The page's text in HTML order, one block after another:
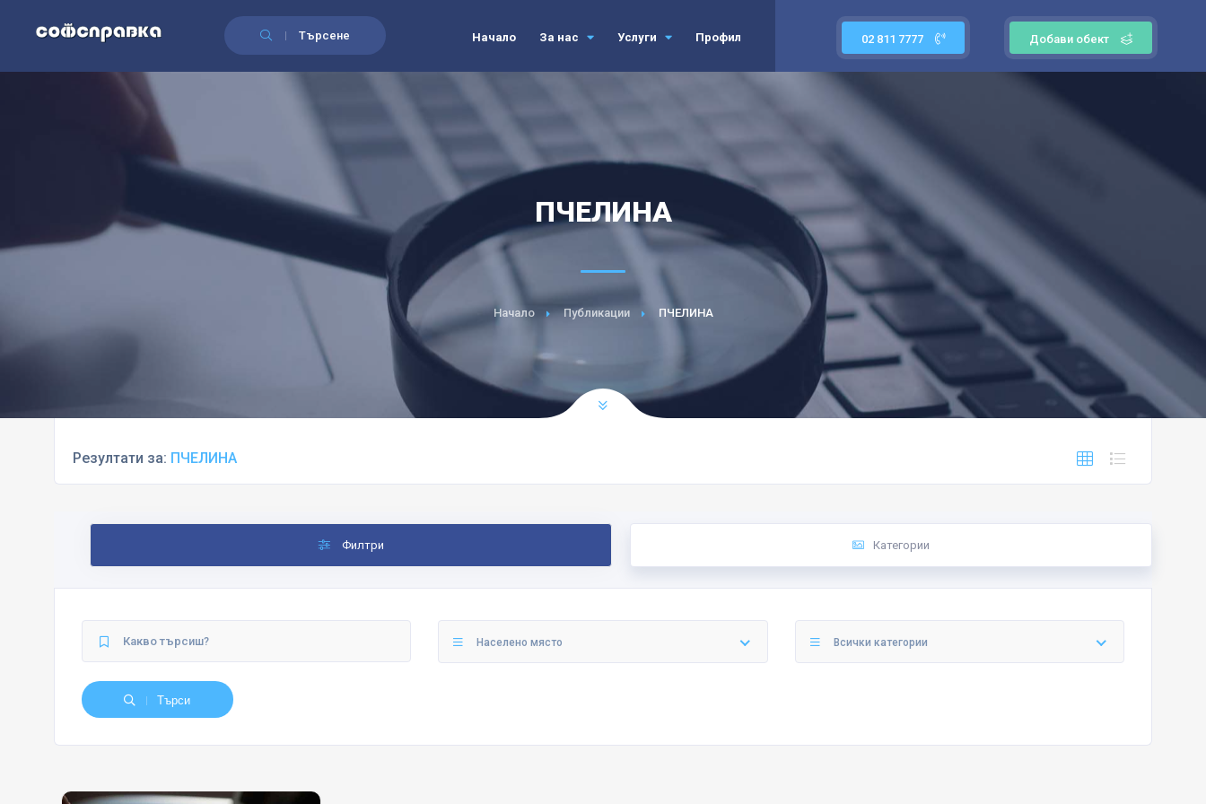
Търсене Добави обект
02 811 7777
Начало За нас Услуги Профил
ПЧЕЛИНА
Начало Публикации ПЧЕЛИНА
Резултати за: ПЧЕЛИНА
Филтри Категории
Населено място Всички категории
Търси